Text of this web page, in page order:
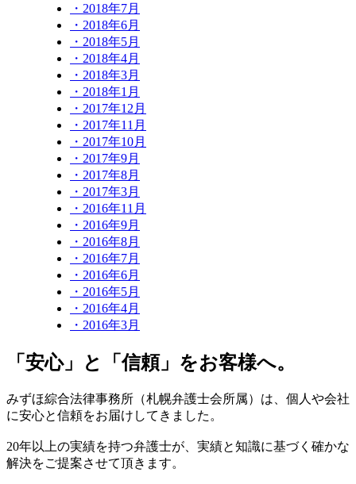
・2018年7月
・2018年6月
・2018年5月
・2018年4月
・2018年3月
・2018年1月
・2017年12月
・2017年11月
・2017年10月
・2017年9月
・2017年8月
・2017年3月
・2016年11月
・2016年9月
・2016年8月
・2016年7月
・2016年6月
・2016年5月
・2016年4月
・2016年3月
「安心」と「信頼」をお客様へ。
みずほ綜合法律事務所（札幌弁護士会所属）は、個人や会社
に安心と信頼をお届けしてきました。
20年以上の実績を持つ弁護士が、実績と知識に基づく確かな
解決をご提案させて頂きます。